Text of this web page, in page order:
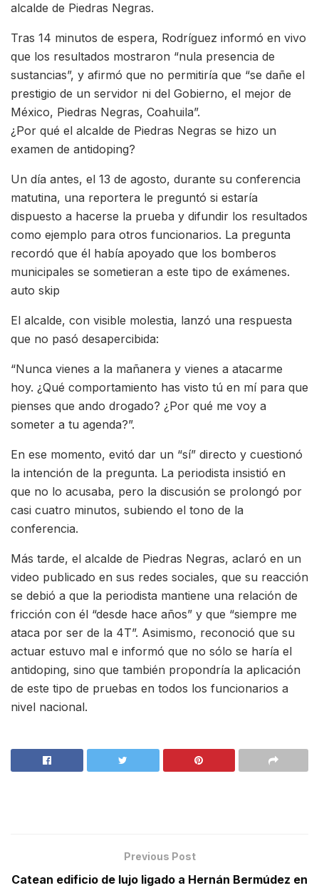
alcalde de Piedras Negras.
Tras 14 minutos de espera, Rodríguez informó en vivo
que los resultados mostraron “nula presencia de
sustancias”, y afirmó que no permitiría que “se dañe el
prestigio de un servidor ni del Gobierno, el mejor de
México, Piedras Negras, Coahuila”.
¿Por qué el alcalde de Piedras Negras se hizo un
examen de antidoping?
Un día antes, el 13 de agosto, durante su conferencia
matutina, una reportera le preguntó si estaría
dispuesto a hacerse la prueba y difundir los resultados
como ejemplo para otros funcionarios. La pregunta
recordó que él había apoyado que los bomberos
municipales se sometieran a este tipo de exámenes.
auto skip
El alcalde, con visible molestia, lanzó una respuesta
que no pasó desapercibida:
“Nunca vienes a la mañanera y vienes a atacarme
hoy. ¿Qué comportamiento has visto tú en mí para que
pienses que ando drogado? ¿Por qué me voy a
someter a tu agenda?”.
En ese momento, evitó dar un “sí” directo y cuestionó
la intención de la pregunta. La periodista insistió en
que no lo acusaba, pero la discusión se prolongó por
casi cuatro minutos, subiendo el tono de la
conferencia.
Más tarde, el alcalde de Piedras Negras, aclaró en un
video publicado en sus redes sociales, que su reacción
se debió a que la periodista mantiene una relación de
fricción con él “desde hace años” y que “siempre me
ataca por ser de la 4T”. Asimismo, reconoció que su
actuar estuvo mal e informó que no sólo se haría el
antidoping, sino que también propondría la aplicación
de este tipo de pruebas en todos los funcionarios a
nivel nacional.
Previous Post
Catean edificio de lujo ligado a Hernán Bermúdez en